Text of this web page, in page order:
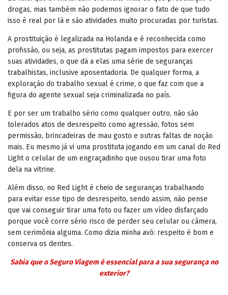
drogas, mas também não podemos ignorar o fato de que tudo
isso é real por lá e são atividades muito procuradas por turistas.
A prostituição é legalizada na Holanda e é reconhecida como
profissão, ou seja, as prostitutas pagam impostos para exercer
suas atividades, o que dá a elas uma série de seguranças
trabalhistas, inclusive aposentadoria. De qualquer forma, a
exploração do trabalho sexual é crime, o que faz com que a
figura do agente sexual seja criminalizada no país.
E por ser um trabalho sério como qualquer outro, não são
tolerados atos de desrespeito como agressão, fotos sem
permissão, brincadeiras de mau gosto e outras faltas de noção
mais. Eu mesmo já vi uma prostituta jogando em um canal do Red
Light o celular de um engraçadinho que ousou tirar uma foto
dela na vitrine.
Além disso, no Red Light é cheio de seguranças trabalhando
para evitar esse tipo de desrespeito, sendo assim, não pense
que vai conseguir tirar uma foto ou fazer um vídeo disfarçado
porque você corre sério risco de perder seu celular ou câmera,
sem cerimônia alguma. Como dizia minha avó: respeito é bom e
conserva os dentes.
Sabia que o Seguro Viagem é essencial para a sua segurança no
exterior?